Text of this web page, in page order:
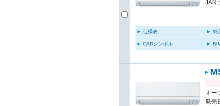
JAN
仕様表 納
CADシンボル
オー
発売